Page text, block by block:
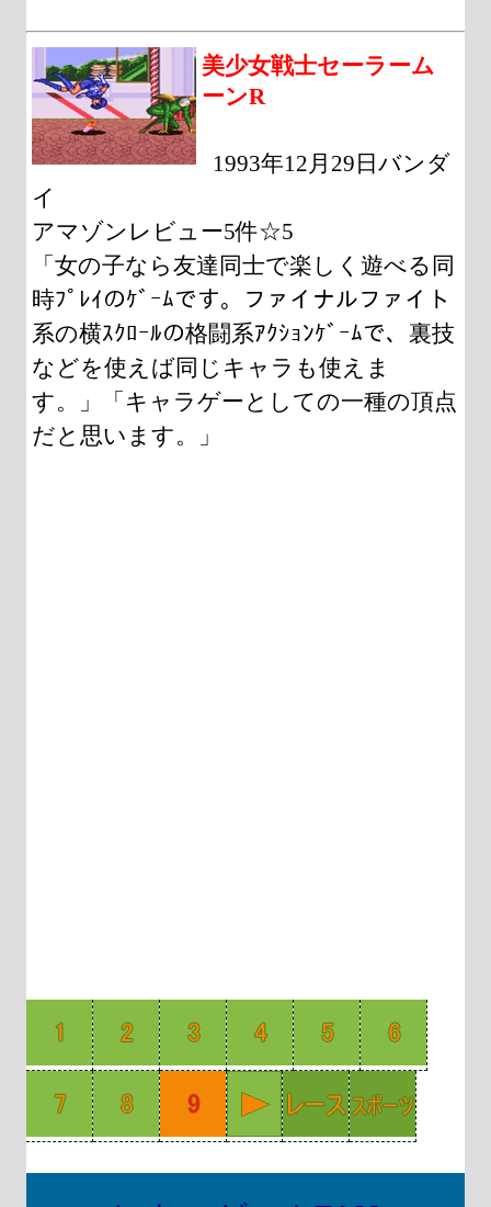
美少女戦士セーラーム
ーンR
1993年12月29日バンダ
イ
アマゾンレビュー5件☆5
「女の子なら友達同士で楽しく遊べる同
時ﾌﾟﾚｲのｹﾞｰﾑです。ファイナルファイト
系の横ｽｸﾛｰﾙの格闘系ｱｸｼｮﾝｹﾞｰﾑで、裏技
などを使えば同じキャラも使えま
す。」「キャラゲーとしての一種の頂点
だと思います。」